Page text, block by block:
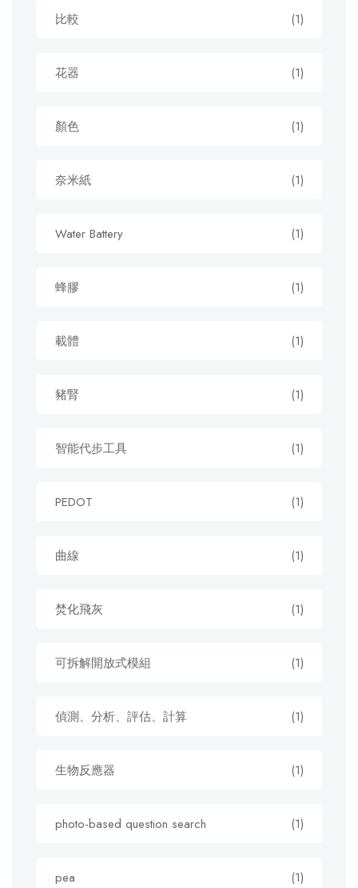
比較 (1)
花器 (1)
顏色 (1)
奈米紙 (1)
Water Battery (1)
蜂膠 (1)
載體 (1)
豬腎 (1)
智能代步工具 (1)
PEDOT (1)
曲線 (1)
焚化飛灰 (1)
可拆解開放式模組 (1)
偵測、分析、評估、計算 (1)
生物反應器 (1)
photo-based question search (1)
pea (1)